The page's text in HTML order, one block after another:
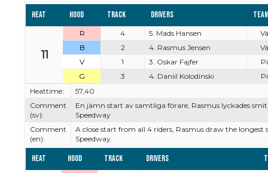
Heat Hood Track Drivers
11
R 4 5. Mads Hansen
B
2 4. Rasmus Jensen
V
1 3. Oskar Fajfer
G
3 4. Daniil Kolodinski
Heattime:
57,40
Comment
(sv):
En jämn start av samtliga förare, Rasmus lyckades
Speedway
Comment
(en):
A close start from all 4 riders, Rasmus draw the
Speedway.
Heat Hood Track Drivers